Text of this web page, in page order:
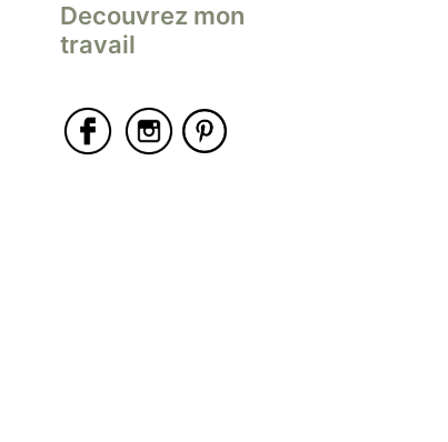
Decouvrez mon
travail